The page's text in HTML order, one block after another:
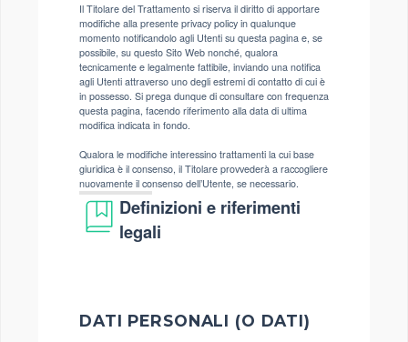
Il Titolare del Trattamento si riserva il diritto di apportare
modifiche alla presente privacy policy in qualunque
momento notificandolo agli Utenti su questa pagina e, se
possibile, su questo Sito Web nonché, qualora
tecnicamente e legalmente fattibile, inviando una notifica
agli Utenti attraverso uno degli estremi di contatto di cui è
in possesso. Si prega dunque di consultare con frequenza
questa pagina, facendo riferimento alla data di ultima
modifica indicata in fondo.
Qualora le modifiche interessino trattamenti la cui base
giuridica è il consenso, il Titolare provvederà a raccogliere
nuovamente il consenso dell’Utente, se necessario.
Definizioni e riferimenti
legali
DATI PERSONALI (O DATI)